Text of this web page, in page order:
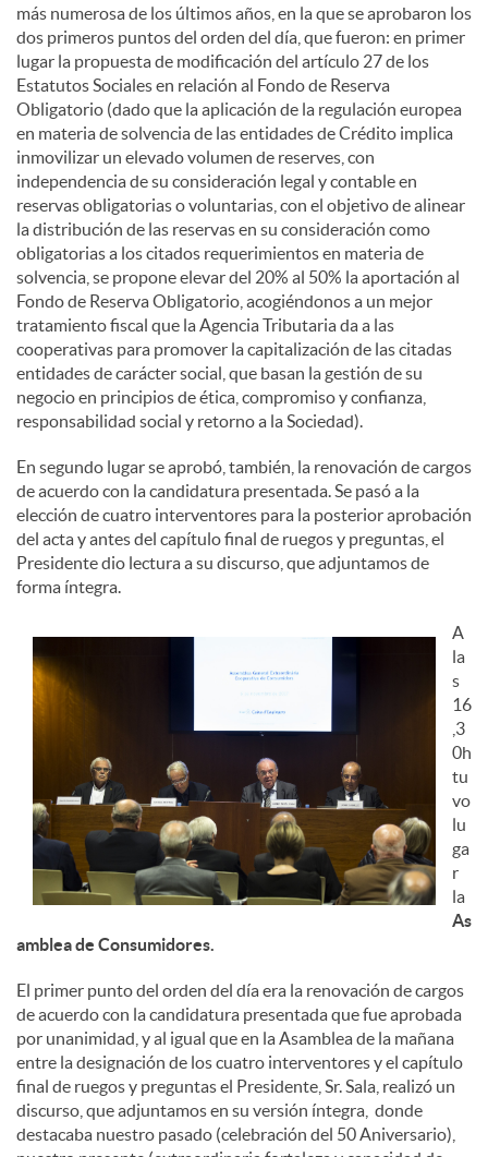
e
n
i
d
o
s
más numerosa de los últimos años, en la que se aprobaron los
dos primeros puntos del orden del día, que fueron: en primer
lugar la propuesta de modificación del artículo 27 de los
Estatutos Sociales en relación al Fondo de Reserva
Obligatorio (dado que la aplicación de la regulación europea
en materia de solvencia de las entidades de Crédito implica
inmovilizar un elevado volumen de reserves, con
independencia de su consideración legal y contable en
reservas obligatorias o voluntarias, con el objetivo de alinear
la distribución de las reservas en su consideración como
obligatorias a los citados requerimientos en materia de
solvencia, se propone elevar del 20% al 50% la aportación al
Fondo de Reserva Obligatorio, acogiéndonos a un mejor
tratamiento fiscal que la Agencia Tributaria da a las
cooperativas para promover la capitalización de las citadas
entidades de carácter social, que basan la gestión de su
negocio en principios de ética, compromiso y confianza,
responsabilidad social y retorno a la Sociedad).
En segundo lugar se aprobó, también, la renovación de cargos
de acuerdo con la candidatura presentada. Se pasó a la
elección de cuatro interventores para la posterior aprobación
del acta y antes del capítulo final de ruegos y preguntas, el
Presidente dio lectura a su discurso, que adjuntamos de
forma íntegra.
A
la
s
16
,3
0h
tu
vo
lu
ga
r
la
As
amblea de Consumidores.
El primer punto del orden del día era la renovación de cargos
de acuerdo con la candidatura presentada que fue aprobada
por unanimidad, y al igual que en la Asamblea de la mañana
entre la designación de los cuatro interventores y el capítulo
final de ruegos y preguntas el Presidente, Sr. Sala, realizó un
discurso, que adjuntamos en su versión íntegra, donde
destacaba nuestro pasado (celebración del 50 Aniversario),